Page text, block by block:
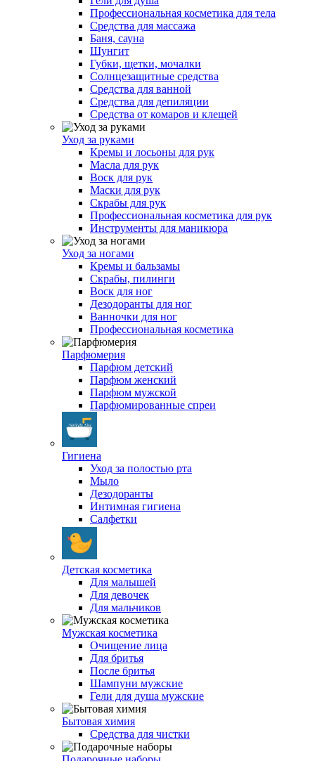
Профессиональная косметика для тела
Средства для массажа
Баня, сауна
Шунгит
Губки, щетки, мочалки
Солнцезащитные средства
Средства для ванной
Средства для депиляции
Средства от комаров и клещей
Уход за руками
Кремы и лосьоны для рук
Масла для рук
Воск для рук
Маски для рук
Скрабы для рук
Профессиональная косметика для рук
Инструменты для маникюра
Уход за ногами
Кремы и бальзамы
Скрабы, пилинги
Воск для ног
Дезодоранты для ног
Ванночки для ног
Профессиональная косметика
Парфюмерия
Парфюм детский
Парфюм женский
Парфюм мужской
Парфюмированные спреи
Гигиена
Уход за полостью рта
Мыло
Дезодоранты
Интимная гигиена
Салфетки
Детская косметика
Для малышей
Для девочек
Для мальчиков
Мужская косметика
Очищение лица
Для бритья
После бритья
Шампуни мужские
Гели для душа мужские
Бытовая химия
Средства для чистки